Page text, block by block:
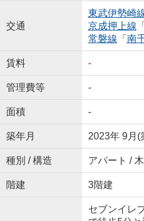
交通
東武伊勢崎
京成押上線 「
常磐線 「 南
賃料 -
管理費等 -
面積 -
築年月 2023年 9月(
種別 / 構造 アパート /
階建 3階建
セブンイレ